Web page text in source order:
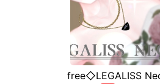
free◇LEGALISS